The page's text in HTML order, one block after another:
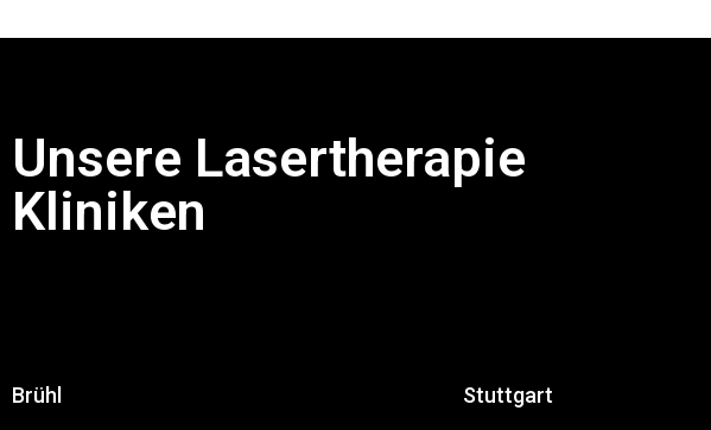
Unsere Lasertherapie
Kliniken
Brühl Stuttgart